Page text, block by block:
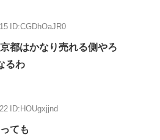
ID:CGDhOaJR0
都はかなり売れる側やろ
るわ
ID:HOUgxjjnd
ても